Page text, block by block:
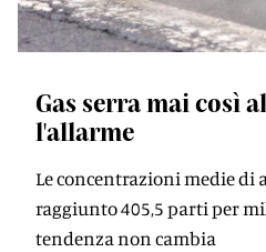
Gas serra mai così
l'allarme
Le concentrazioni medie
raggiunto 405,5 parti per
tendenza non cambia